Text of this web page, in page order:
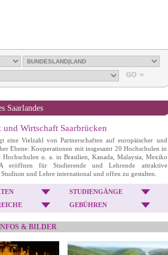
Saarlandes
und Wirtschaft Saarbrücken
eine Vielzahl von Partnerschaften auf europäischer und
Ebene: Kooperationen mit insgesamt 20 Hochschulen in
u. a. in Brasilien, Kanada, Malaysia, Mexiko
eröffnen für Studierende und Lehrende attraktive
und Lehre international und offen zu gestalten.
STUDIENGÄNGE
GEBÜHREN
& BILDER